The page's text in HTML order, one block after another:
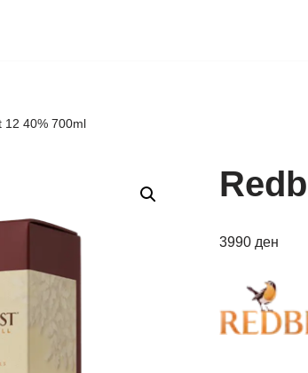
12 40% 700ml
3990 ден